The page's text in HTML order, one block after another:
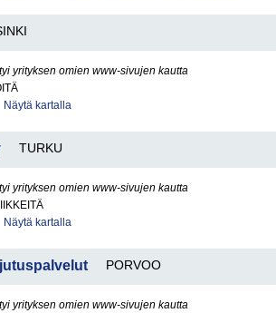
yrityksen omien www-sivujen kautta
Näytä kartalla
TURKU
yrityksen omien www-sivujen kautta
Näytä kartalla
PORVOO
yrityksen omien www-sivujen kautta